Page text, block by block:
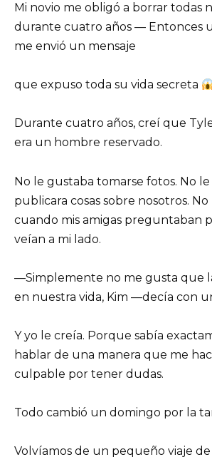
Mi novio me obligó a borrar todas
durante cuatro años — Entonces
me envió un mensaje
que expuso toda su vida secreta
Durante cuatro años, creí que
era un hombre reservado.
No le gustaba tomarse fotos. No
publicara cosas sobre nosotros.
cuando mis amigas preguntaban
veían a mi lado.
—Simplemente no me gusta que
en nuestra vida, Kim —decía con
Y yo le creía. Porque sabía
hablar de una manera que me
culpable por tener dudas.
Todo cambió un domingo por la
Volvíamos de un pequeño viaje